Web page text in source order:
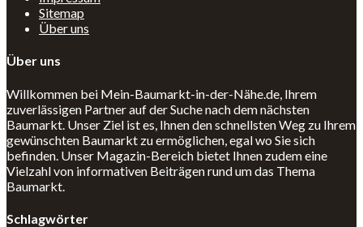
Sitemap
Über uns
Über uns
Willkommen bei Mein-Baumarkt-in-der-Nähe.de, Ihrem
zuverlässigen Partner auf der Suche nach dem nächsten
Baumarkt. Unser Ziel ist es, Ihnen den schnellsten Weg zu Ihrem
gewünschten Baumarkt zu ermöglichen, egal wo Sie sich
befinden. Unser Magazin-Bereich bietet Ihnen zudem eine
Vielzahl von informativen Beiträgen rund um das Thema
Baumarkt.
Schlagwörter